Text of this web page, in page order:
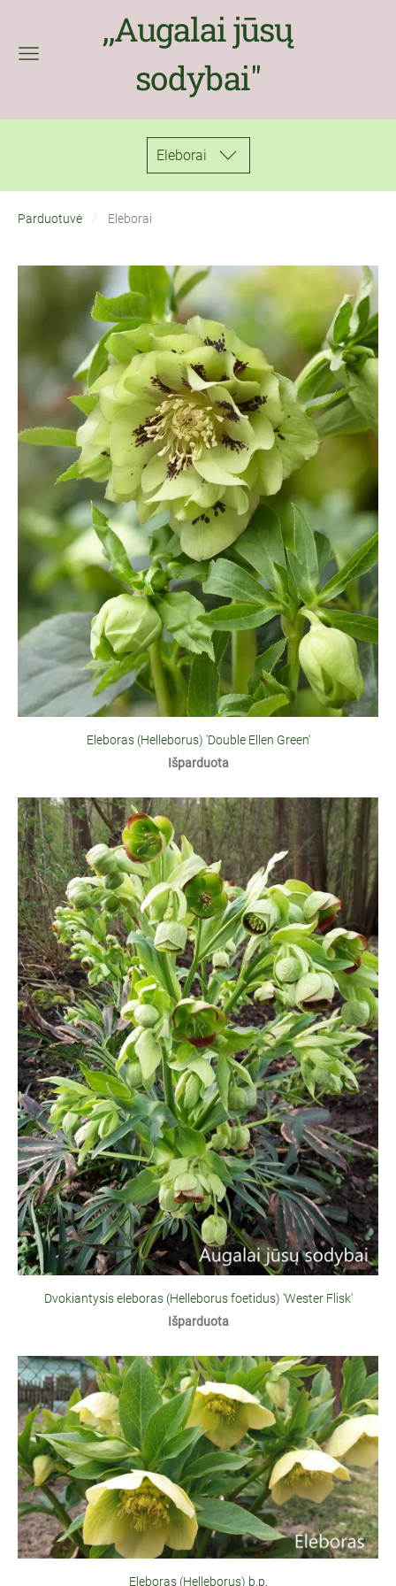
,,Augalai jūsų
sodybai''
Eleborai
Parduotuvė Eleborai
Eleboras (Helleborus) 'Double Ellen Green'
Išparduota
Dvokiantysis eleboras (Helleborus foetidus) 'Wester Flisk'
Išparduota
Eleboras (Helleborus) b.p.